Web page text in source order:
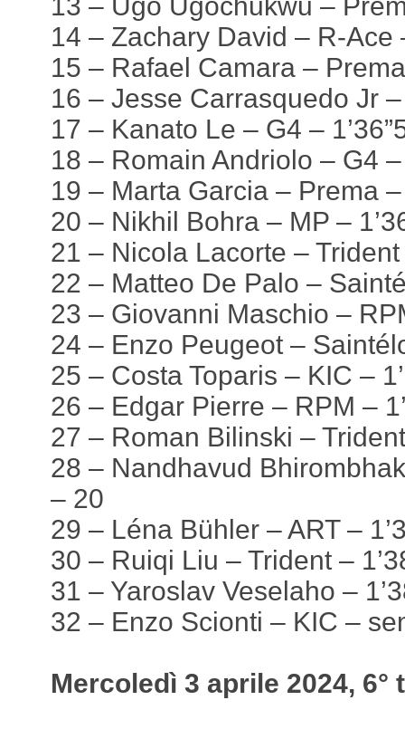
13 – Ugo Ugochukwu –
14 – Zachary David – R-Ace
15 – Rafael Camara –
16 – Jesse Carrasquedo Jr –
17 – Kanato Le – G4 –
18 – Romain Andriolo – G4 –
19 – Marta Garcia – Prema –
20 – Nikhil Bohra – MP –
21 – Nicola Lacorte – Trident
22 – Matteo De Palo –
23 – Giovanni Maschio –
24 – Enzo Peugeot –
25 – Costa Toparis – KIC –
26 – Edgar Pierre – RPM –
27 – Roman Bilinski –
28 – Nandhavud
– 20
29 – Léna Bühler – ART –
30 – Ruiqi Liu – Trident –
31 – Yaroslav Veselaho –
32 – Enzo Scionti – KIC –
Mercoledì 3 aprile 2024, 6°